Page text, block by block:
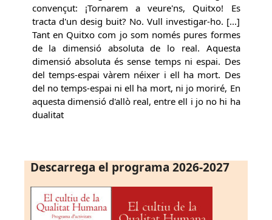
convençut: ¡Tornarem a veure'ns, Quitxo! Es
tracta d'un desig buit? No. Vull investigar-ho. [...]
Tant en Quitxo com jo som només pures formes
de la dimensió absoluta de lo real. Aquesta
dimensió absoluta és sense temps ni espai. Des
del temps-espai vàrem néixer i ell ha mort. Des
del no temps-espai ni ell ha mort, ni jo moriré, En
aquesta dimensió d'allò real, entre ell i jo no hi ha
dualitat
Descarrega el programa 2026-2027